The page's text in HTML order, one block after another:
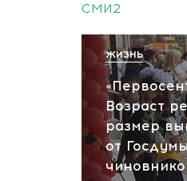
СМИ2
Возраст
размер
от
ЖИЗНЬ